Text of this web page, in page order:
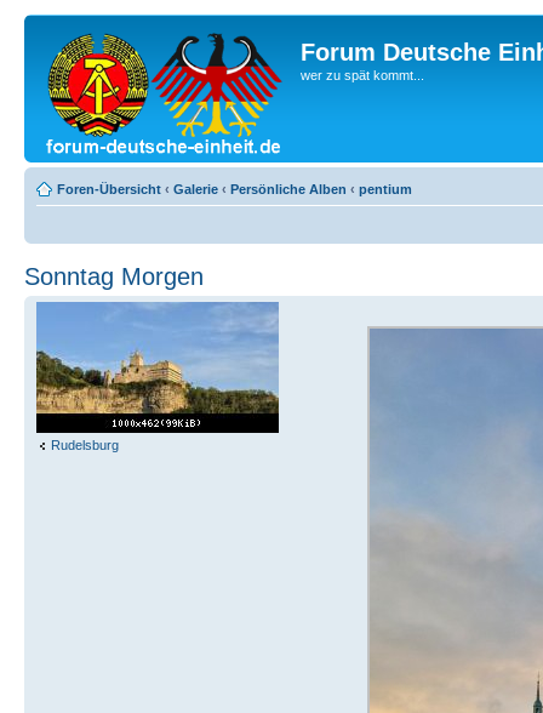
Forum Deutsche
wer zu spät kommt...
Foren-Übersicht ‹ Galerie ‹ Persönliche Alben ‹ pentium
Sonntag Morgen
Rudelsburg